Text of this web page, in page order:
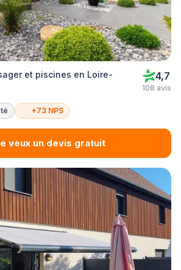
et piscines en Loire-
4,7
108 avis
+73 NPS
veux un devis gratuit